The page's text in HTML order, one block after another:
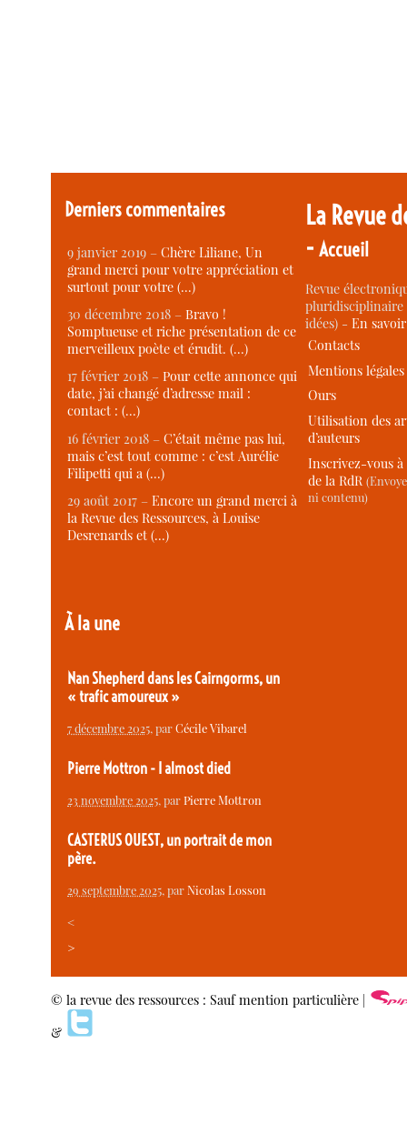
Derniers commentaires
9 janvier 2019 –Chère Liliane, Un
grand merci pour votre appréciation et
surtout pour votre (…)
30 décembre 2018 –Bravo !
Somptueuse et riche présentation de ce
merveilleux poète et érudit. (…)
17 février 2018 –Pour cette annonce qui
date, j’ai changé d’adresse mail :
contact : (…)
16 février 2018 –C’était même pas lui,
mais c’est tout comme : c’est Aurélie
Filipetti qui a (…)
29 août 2017 –Encore un grand merci à
la Revue des Ressources, à Louise
Desrenards et (…)
À la une
Nan Shepherd dans les Cairngorms, un
« trafic amoureux »
7 décembre 2025, parCécile Vibarel
Pierre Mottron - I almost died
23 novembre 2025, parPierre Mottron
CASTERUS OUEST, un portrait de mon
père.
29 septembre 2025, parNicolas Losson
<
>
La Revue
-Accueil
Revue
idées) -En
Contacts
Mentions légales
Ours
Utilisation des
d’auteurs
Inscrivez-vous
de la RdR
ni contenu)
© la revue des ressources : Sauf mention particulière |
&